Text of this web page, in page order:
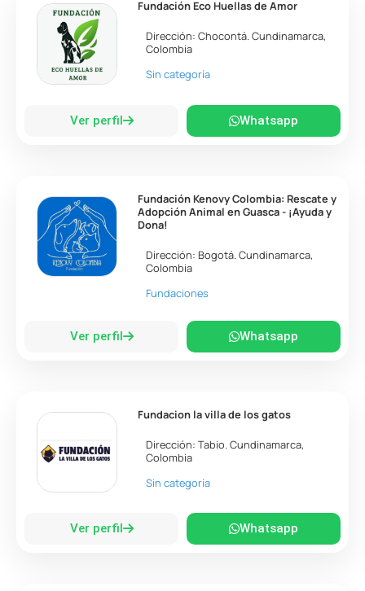
Fundación Eco Huellas de Amor
Dirección:Chocontá.Cundinamarca,
Colombia
Sin categoría
Ver perfil Whatsapp
Fundación Kenovy Colombia: Rescate y
Adopción Animal en Guasca - ¡Ayuda y
Dona!
Dirección: Bogotá.Cundinamarca,
Colombia
Fundaciones
Ver perfil Whatsapp
Fundacion la villa de los gatos
Dirección:Tabio.Cundinamarca,
Colombia
Sin categoría
Ver perfil Whatsapp